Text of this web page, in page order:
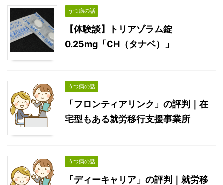
うつ病の話
【体験談】トリアゾラム錠
0.25mg「CH（タナベ）」
うつ病の話
「フロンティアリンク」の評判｜在
宅型もある就労移行支援事業所
うつ病の話
「ディーキャリア」の評判｜就労移